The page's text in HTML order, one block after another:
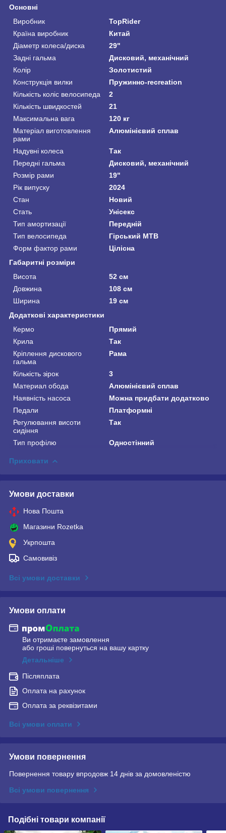
Основні
Виробник
TopRider
Країна виробник
Китай
Діаметр колеса/диска
29"
Задні гальма
Дисковий, механічний
Колір
Золотистий
Конструкція вилки
Пружинно-recreation
Кількість коліс велосипеда
2
Кількість швидкостей
21
Максимальна вага
120 кг
Матеріал виготовлення
рами
Алюмінієвий сплав
Надувні колеса
Так
Передні гальма
Дисковий, механічний
Розмір рами
19"
Рік випуску
2024
Стан
Новий
Стать
Унісекс
Тип амортизації
Передній
Тип велосипеда
Гірський MTB
Форм фактор рами
Цілісна
Габаритні розміри
Висота
52 см
Довжина
108 см
Ширина
19 см
Додаткові характеристики
Кермо
Прямий
Крила
Так
Кріплення дискового
гальма
Рама
Кількість зірок
3
Материал обода
Алюмінієвий сплав
Наявність насоса
Можна придбати додатково
Педали
Платформні
Регулювання висоти
сидіння
Так
Тип профілю Одностінний
Приховати
Умови доставки
Нова Пошта
Магазини Rozetka
Укрпошта
Самовивіз
Всі умови доставки
Умови оплати
Ви отримаєте замовлення
або гроші повернуться на вашу картку
Детальніше
Післяплата
Оплата на рахунок
Оплата за реквізитами
Всі умови оплати
Умови повернення
Повернення товару впродовж 14 днів за домовленістю
Всі умови повернення
Подібні товари компанії